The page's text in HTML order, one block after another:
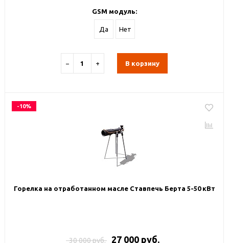
GSM модуль:
Да Нет
− + В корзину
-10%
Горелка на отработанном масле Ставпечь Берта 5-50 кВт
30 000 руб. 27 000 руб.